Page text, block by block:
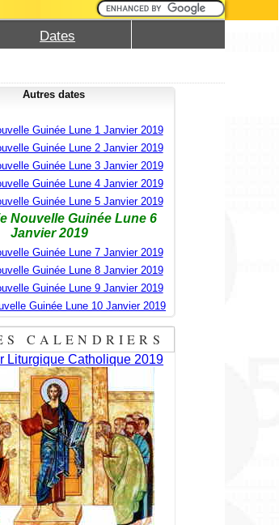
Dates
Autres dates
Guinée Lune 1 Janvier 2019
Guinée Lune 2 Janvier 2019
Guinée Lune 3 Janvier 2019
Guinée Lune 4 Janvier 2019
Guinée Lune 5 Janvier 2019
Nouvelle Guinée Lune 6
Janvier 2019
Guinée Lune 7 Janvier 2019
Guinée Lune 8 Janvier 2019
Guinée Lune 9 Janvier 2019
Guinée Lune 10 Janvier 2019
CALENDRIERS
Liturgique Catholique 2019